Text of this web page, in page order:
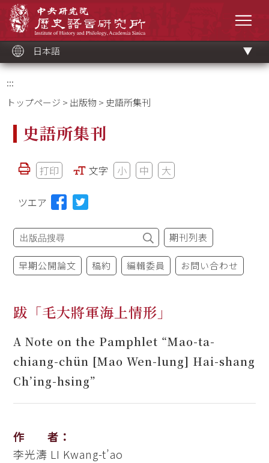
ッ
ク
日本語
:::
トップページ > 出版物 > 史語所集刊
史語所集刊
打印 文字 小 中 大
ツエア
期刊列表
早期公開論文 稿約 編輯委員 お問い合わせ
跋「毛大將軍海上情形」
A Note on the Pamphlet “Mao-ta-
chiang-chün [Mao Wen-lung] Hai-shang
Ch’ing-hsing”
作 者：
李光濤 LI Kwang-t’ao